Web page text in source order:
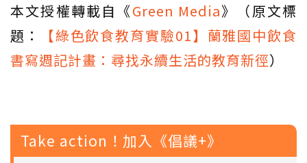
本文授權轉載自《Green Media》（原文標
題：
【綠色飲食教育實驗01】蘭雅國中飲食
書寫週記計畫：尋找永續生活的教育新徑）
Take action！加入《倡議+》